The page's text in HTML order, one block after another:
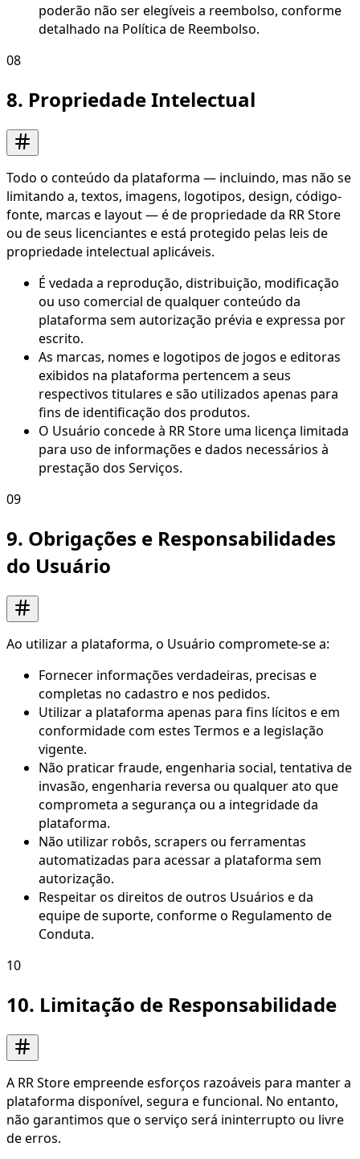
poderão não ser elegíveis a reembolso, conforme
detalhado na Política de Reembolso.
08
8. Propriedade Intelectual
Todo o conteúdo da plataforma — incluindo, mas não se
limitando a, textos, imagens, logotipos, design, código-
fonte, marcas e layout — é de propriedade da RR Store
ou de seus licenciantes e está protegido pelas leis de
propriedade intelectual aplicáveis.
É vedada a reprodução, distribuição, modificação
ou uso comercial de qualquer conteúdo da
plataforma sem autorização prévia e expressa por
escrito.
As marcas, nomes e logotipos de jogos e editoras
exibidos na plataforma pertencem a seus
respectivos titulares e são utilizados apenas para
fins de identificação dos produtos.
O Usuário concede à RR Store uma licença limitada
para uso de informações e dados necessários à
prestação dos Serviços.
09
9. Obrigações e Responsabilidades
do Usuário
Ao utilizar a plataforma, o Usuário compromete-se a:
Fornecer informações verdadeiras, precisas e
completas no cadastro e nos pedidos.
Utilizar a plataforma apenas para fins lícitos e em
conformidade com estes Termos e a legislação
vigente.
Não praticar fraude, engenharia social, tentativa de
invasão, engenharia reversa ou qualquer ato que
comprometa a segurança ou a integridade da
plataforma.
Não utilizar robôs, scrapers ou ferramentas
automatizadas para acessar a plataforma sem
autorização.
Respeitar os direitos de outros Usuários e da
equipe de suporte, conforme o Regulamento de
Conduta.
10
10. Limitação de Responsabilidade
A RR Store empreende esforços razoáveis para manter a
plataforma disponível, segura e funcional. No entanto,
não garantimos que o serviço será ininterrupto ou livre
de erros.